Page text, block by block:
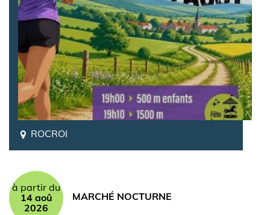
ROCROI
à partir du
14 aoû
2026
MARCHÉ NOCTURNE